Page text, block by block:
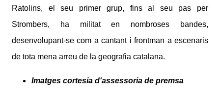
Ratolins, el seu primer grup, fins al seu pas per
Strombers, ha militat en nombroses bandes,
desenvolupant-se com a cantant i frontman a escenaris
de tota mena arreu de la geografia catalana.
Imatges cortesia d'assessoria de premsa